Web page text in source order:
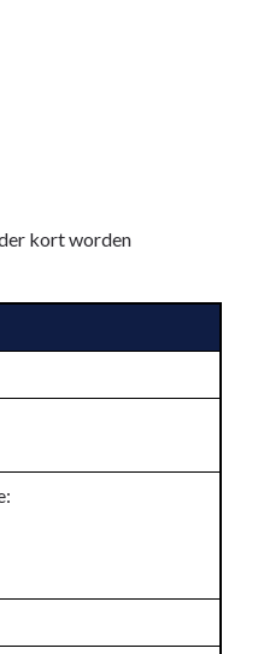
kort worden